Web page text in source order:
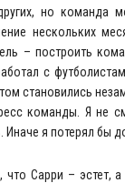
но команда
нескольких
– построить
с
становились
команды. Я не
Иначе я потерял бы
что Сарри – эстет,